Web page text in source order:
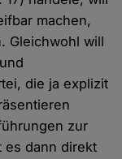
machen,
Gleichwohl will
die ja explizit
zur
es dann direkt